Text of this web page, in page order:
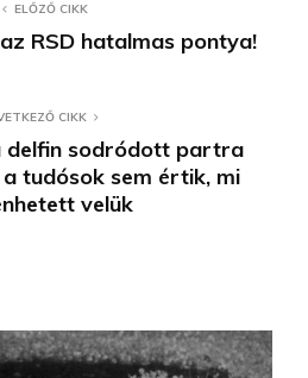
ELŐZŐ CIKK
RSD hatalmas pontya!
CIKK
delfin sodródott partra
tudósok sem értik, mi
velük